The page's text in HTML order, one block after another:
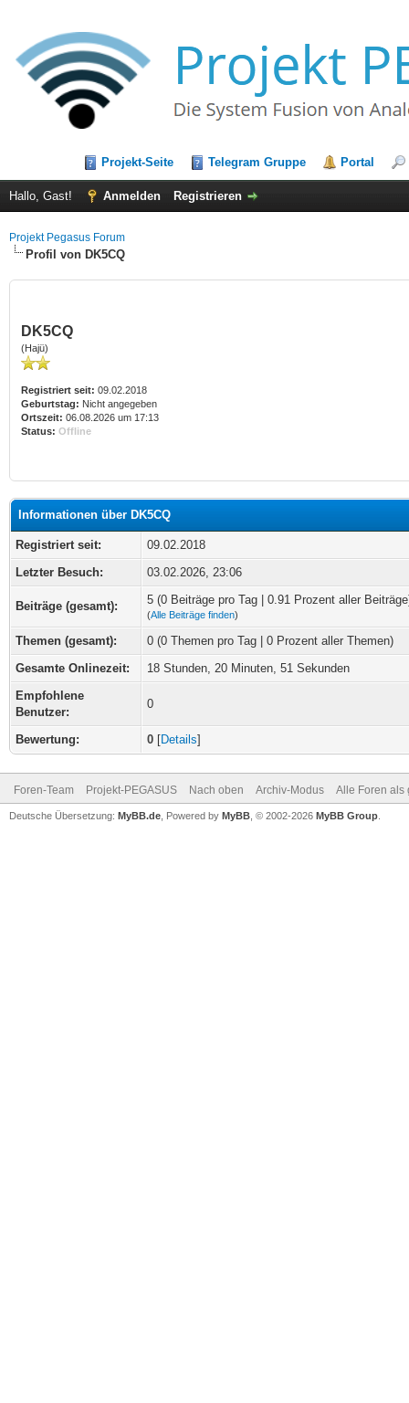
Projekt-Seite Telegram Gruppe Portal
Hallo, Gast! Anmelden Registrieren
Projekt Pegasus Forum
Profil von DK5CQ
DK5CQ
(Hajü)
Registriert seit: 09.02.2018
Geburtstag: Nicht angegeben
Ortszeit: 06.08.2026 um 17:13
Status: Offline
Informationen über DK5CQ
Registriert seit:
09.02.2018
Letzter Besuch:
03.02.2026, 23:06
Beiträge (gesamt): 5 (0 Beiträge pro Tag | 0.91 Prozent aller
(Alle Beiträge finden)
Themen (gesamt):
0 (0 Themen pro Tag | 0 Prozent aller Themen)
Gesamte Onlinezeit:
18 Stunden, 20 Minuten, 51 Sekunden
Empfohlene
Benutzer:
0
Bewertung: 0 [Details]
Foren-Team Projekt-PEGASUS Nach oben Archiv-Modus Alle Foren als
Deutsche Übersetzung: MyBB.de , Powered by MyBB , © 2002-2026 MyBB Group